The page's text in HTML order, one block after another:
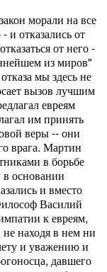
морали на все
и отказались от
от него -
из миров"
мы здесь не
вызов лучшим
евреям
им принять
веры -- они
врага. Мартин
в борьбе
основании
и вместо
Василий
к евреям,
находя в нем ни
и уважению и
давшего